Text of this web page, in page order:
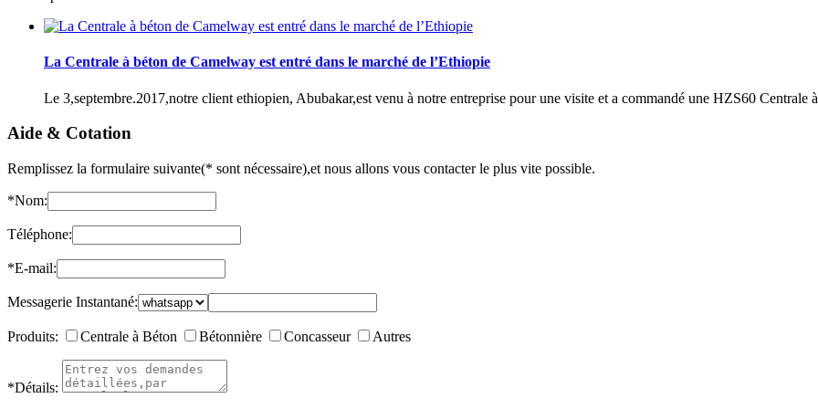
La Centrale à béton de Camelway est entré dans le marché de l’Ethiopie
Le 3,septembre.2017,notre client ethiopien, Abubakar,est venu à notre entreprise pour une visite et a commandé une HZS60 Centrale
Aide & Cotation
Remplissez la formulaire suivante(* sont nécessaire),et nous allons vous contacter le plus vite possible.
*Nom:
Téléphone:
*E-mail:
Messagerie Instantané:
Produits: Centrale à Béton Bétonnière Concasseur Autres
*Détails: